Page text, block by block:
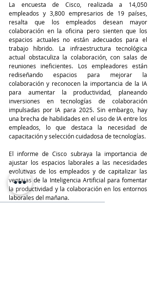
La encuesta de Cisco, realizada a 14,050
empleados y 3,800 empresarios de 19 países,
resalta que los empleados desean mayor
colaboración en la oficina pero sienten que los
espacios actuales no están adecuados para el
trabajo híbrido. La infraestructura tecnológica
actual obstaculiza la colaboración, con salas de
reuniones ineficientes. Los empleadores están
rediseñando espacios para mejorar la
colaboración y reconocen la importancia de la IA
para aumentar la productividad, planeando
inversiones en tecnologías de colaboración
impulsadas por IA para 2025. Sin embargo, hay
una brecha de habilidades en el uso de IA entre los
empleados, lo que destaca la necesidad de
capacitación y selección cuidadosa de tecnologías.
El informe de Cisco subraya la importancia de
ajustar los espacios laborales a las necesidades
evolutivas de los empleados y de capitalizar las
ventajas de la Inteligencia Artificial para fomentar
la productividad y la colaboración en los entornos
laborales del mañana.